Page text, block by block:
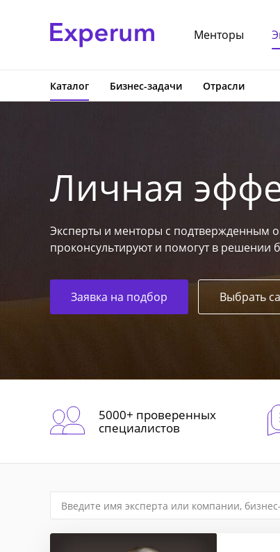
Менторы
Каталог Бизнес-задачи Отрасли
Личная
Эксперты и менторы с подтвержденным
проконсультируют и помогут в решении
Заявка на подбор Выбрать
5000+ проверенных
специалистов